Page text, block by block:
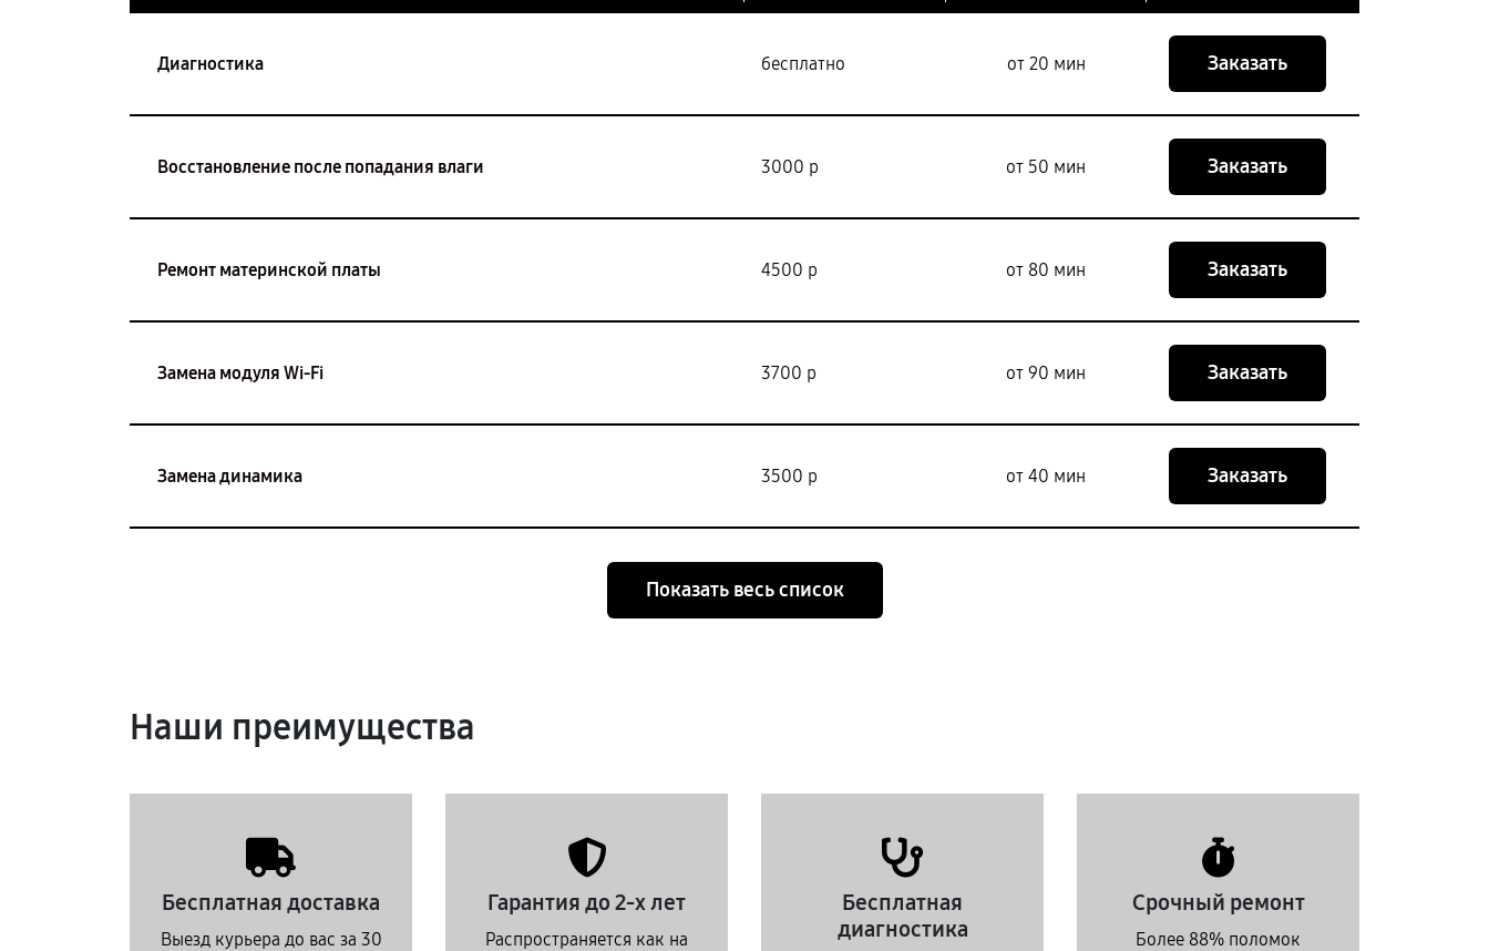
Диагностика бесплатно от 20 мин Заказать
Восстановление после попадания влаги 3000 р от 50 мин Заказать
Ремонт материнской платы 4500 р от 80 мин Заказать
Замена модуля Wi-Fi 3700 р от 90 мин Заказать
Замена динамика 3500 р от 40 мин Заказать
Показать весь список
Наши преимущества
Бесплатная доставка
Выезд курьера до вас за 30
Гарантия до 2-х лет
Распространяется как на
Бесплатная
диагностика
Срочный ремонт
Более 88% поломок